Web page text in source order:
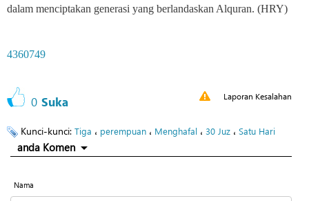
dalam menciptakan generasi yang berlandaskan Alquran. (HRY)
4360749
0 Suka Laporan Kesalahan
Kunci-kunci: Tiga ، perempuan ، Menghafal ، 30 Juz ، Satu Hari
anda Komen
Nama